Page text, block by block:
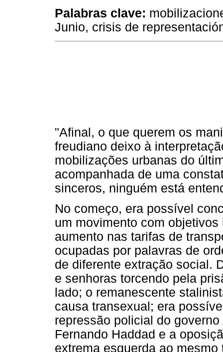
Palabras clave:
Junio, crisis de
"Afinal, o que querem os
freudiano deixo à
mobilizações urbanas do
acompanhada de uma
sinceros, ninguém está
No começo, era possível
um movimento com
aumento nas tarifas de
ocupadas por palavras de
de diferente extração social.
e senhoras torcendo pela
lado; o remanescente
causa transexual; era
repressão policial do
Fernando Haddad e a
extrema esquerda ao mesmo